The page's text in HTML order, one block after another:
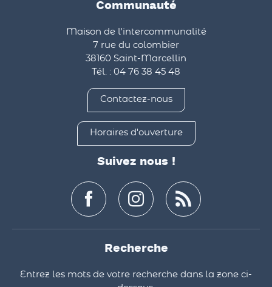
Saint-Marcellin Vercors Isère
Maison de l'intercommunalité
7 rue du colombier
38160 Saint-Marcellin
Tél. : 04 76 38 45 48
Suivez nous !